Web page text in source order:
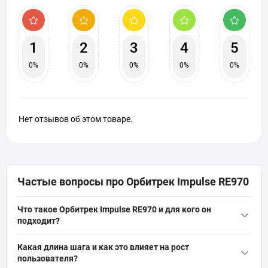
1
0%
2
0%
3
0%
4
0%
5
0%
Нет отзывов об этом товаре.
Частые вопросы про Орбитрек Impulse RE970
Что такое Орбитрек Impulse RE970 и для кого он
подходит?
кардиотренажер с электромагнитной системой нагрузки, 25
Какая длина шага и как это влияет на рост
пользователя?